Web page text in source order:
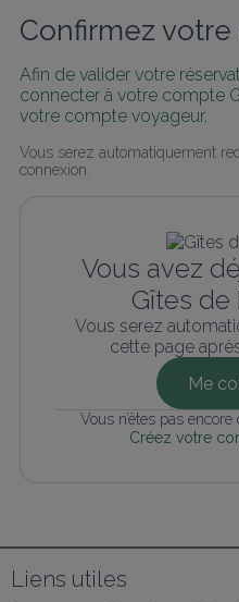
Confirmez
Afin de valider votre
connecter à votre compte
votre compte voyageur.
Vous serez automatiquement
connexion.
Vous avez
Gîtes de
Vous serez
cette page
Me
Vous n’êtes pas
Créez votre
Liens utiles